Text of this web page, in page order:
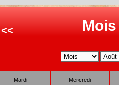
<<
Mardi Mercredi